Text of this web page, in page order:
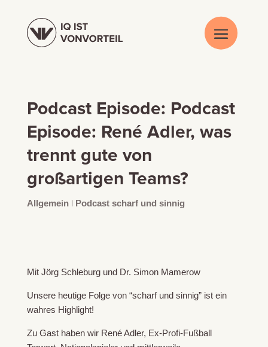
Podcast Episode: Podcast
Episode: René Adler, was
trennt gute von
großartigen Teams?
Allgemein| Podcast scharf und sinnig
Mit Jörg Schleburg und Dr. Simon Mamerow
Unsere heutige Folge von “scharf und sinnig” ist ein
wahres Highlight!
Zu Gast haben wir René Adler, Ex-Profi-Fußball